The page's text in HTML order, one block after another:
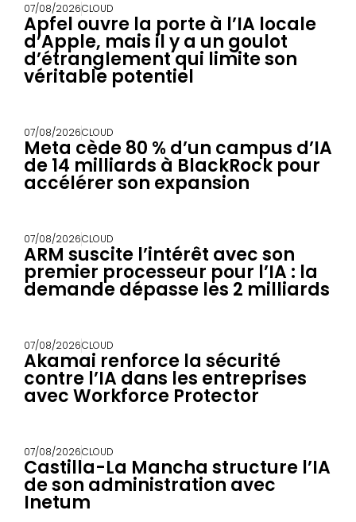
07/08/2026CLOUD
Apfel ouvre la porte à l’IA locale
d’Apple, mais il y a un goulot
d’étranglement qui limite son
véritable potentiel
07/08/2026CLOUD
Meta cède 80 % d’un campus d’IA
de 14 milliards à BlackRock pour
accélérer son expansion
07/08/2026CLOUD
ARM suscite l’intérêt avec son
premier processeur pour l’IA : la
demande dépasse les 2 milliards
07/08/2026CLOUD
Akamai renforce la sécurité
contre l’IA dans les entreprises
avec Workforce Protector
07/08/2026CLOUD
Castilla-La Mancha structure l’IA
de son administration avec
Inetum